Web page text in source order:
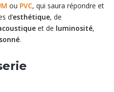
ou PVC, qui saura répondre et
d’esthétique, de
et de luminosité,
.